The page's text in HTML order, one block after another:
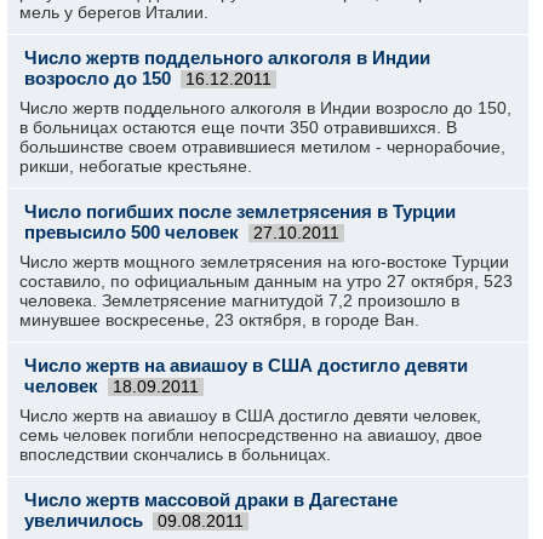
мель у берегов Италии.
Число жертв поддельного алкоголя в Индии
возросло до 150
16.12.2011
Число жертв поддельного алкоголя в Индии возросло до 150,
в больницах остаются еще почти 350 отравившихся. В
большинстве своем отравившиеся метилом - чернорабочие,
рикши, небогатые крестьяне.
Число погибших после землетрясения в Турции
превысило 500 человек
27.10.2011
Число жертв мощного землетрясения на юго-востоке Турции
составило, по официальным данным на утро 27 октября, 523
человека. Землетрясение магнитудой 7,2 произошло в
минувшее воскресенье, 23 октября, в городе Ван.
Число жертв на авиашоу в США достигло девяти
человек
18.09.2011
Число жертв на авиашоу в США достигло девяти человек,
семь человек погибли непосредственно на авиашоу, двое
впоследствии скончались в больницах.
Число жертв массовой драки в Дагестане
увеличилось
09.08.2011